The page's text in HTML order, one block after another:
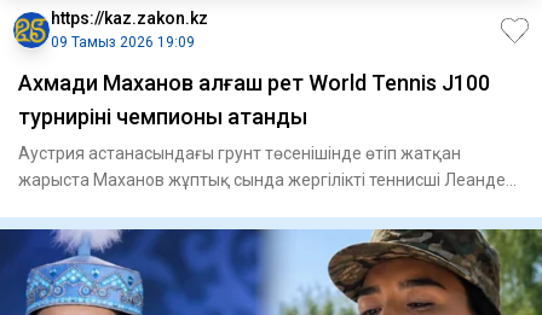
https://kaz.zakon.kz
09 Тамыз 2026 19:09
Ахмади Маханов алғаш рет World Tennis J100
турнирінің чемпионы атанды
Аустрия астанасындағы грунт төсенішінде өтіп жатқан
жарыста Маханов жұптық сында жергілікті теннисші Леандер